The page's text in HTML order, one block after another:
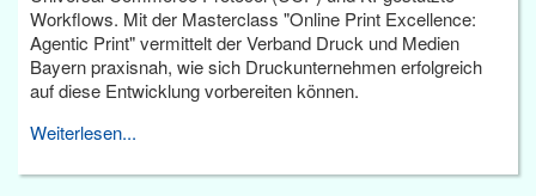
Workflows. Mit der Masterclass "Online Print Excellence:
Agentic Print" vermittelt der Verband Druck und Medien
Bayern praxisnah, wie sich Druckunternehmen erfolgreich
auf diese Entwicklung vorbereiten können.
Weiterlesen...